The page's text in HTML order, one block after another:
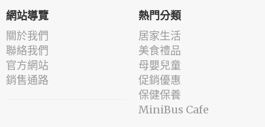
網站導覽
關於我們
聯絡我們
官方網站
銷售通路
熱門分類
居家生活
美食禮品
母嬰兒童
促銷優惠
保健保養
MiniBus Cafe